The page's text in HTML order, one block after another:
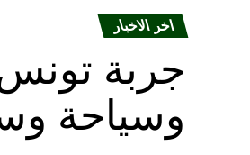
اخر الاخبار
جربة
وسياحة